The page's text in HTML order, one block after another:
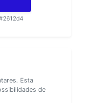
Esta
de